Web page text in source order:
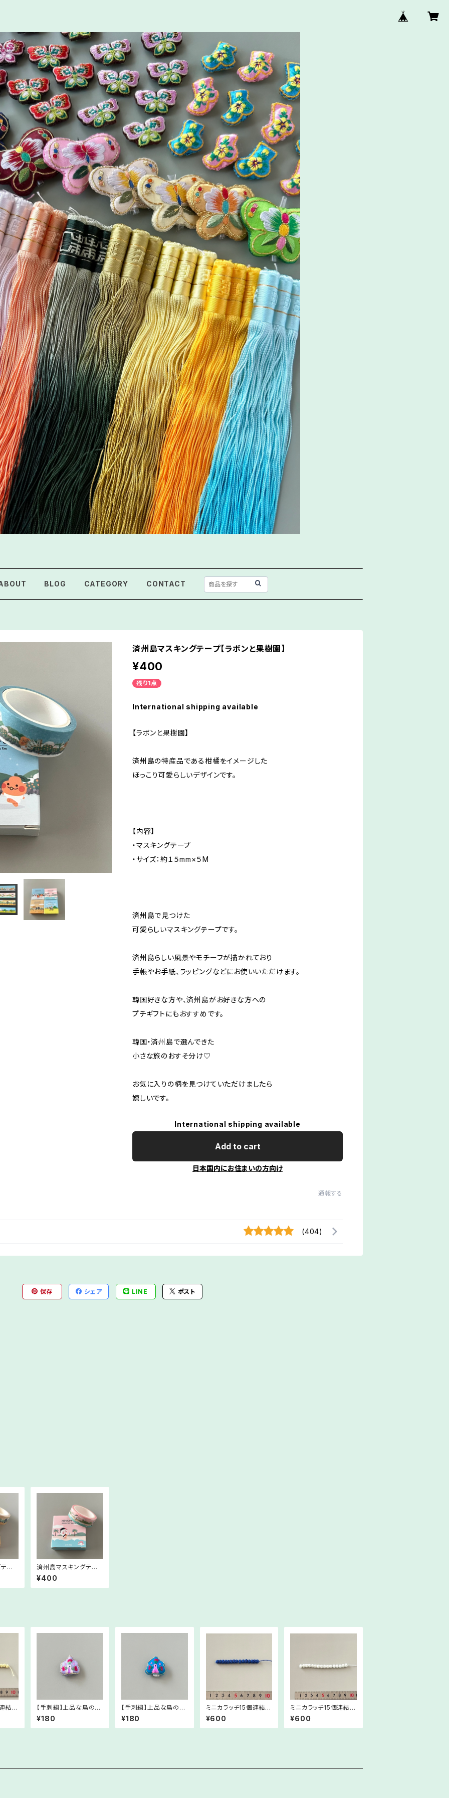
BLOG CATEGORY CONTACT
済州島マスキングテープ【ラボンと果樹園】
¥400
残り1点
International shipping available
【ラボンと果樹園】
済州島の特産品である柑橘をイメージした
ほっこり可愛らしいデザインです。
【内容】
・マスキングテープ
・サイズ：約１５mm×５M
済州島で見つけた
可愛らしいマスキングテープです。
済州島らしい風景やモチーフが描かれており
手帳やお手紙、ラッピングなどにお使いいただけます。
韓国好きな方や、済州島がお好きな方への
プチギフトにもおすすめです。
韓国・済州島で選んできた
小さな旅のおすそ分け♡
お気に入りの柄を見つけていただけましたら
嬉しいです。
International shipping available
Add to cart
日本国内にお住まいの方向け
通報する
(404)
保存 シェア LINE ポスト
ー
済州島マスキングテー
プ【済州の海】
¥400
連結
【手刺繍】上品な鳥の刺
繍パーツ ライトパープ
ル / ラベンダー（薄紫
地） （全9色）／メドゥ
¥180
【手刺繍】上品な鳥の刺
繍パーツ ブルー / ロ
イヤルブルー（鮮やかな
青地）（全9色）／メドゥ
¥180
ミニカラッチ15個連結
濃いブルー #51
¥600
ミニカラッチ15個連結
ミントブルー #55
¥600